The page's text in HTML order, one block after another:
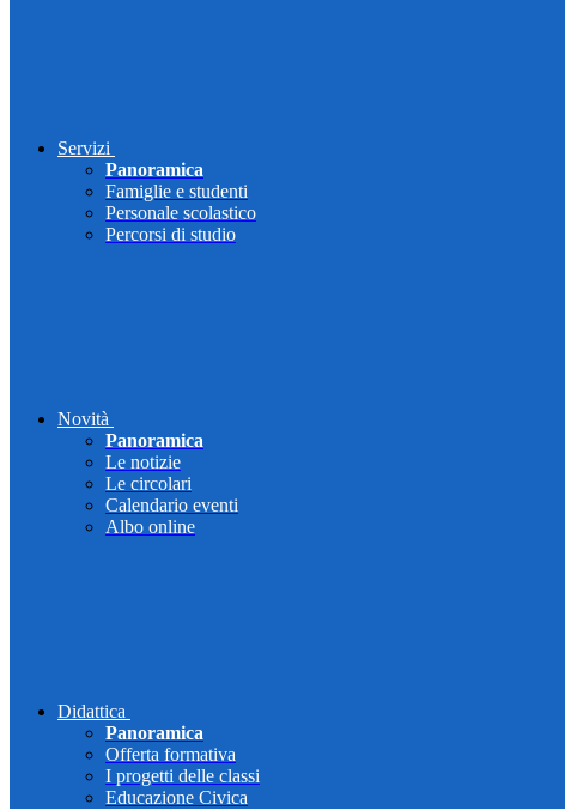
Servizi
Panoramica
Famiglie e studenti
Personale scolastico
Percorsi di studio
Novità
Panoramica
Le notizie
Le circolari
Calendario eventi
Albo online
Didattica
Panoramica
Offerta formativa
I progetti delle classi
Educazione Civica